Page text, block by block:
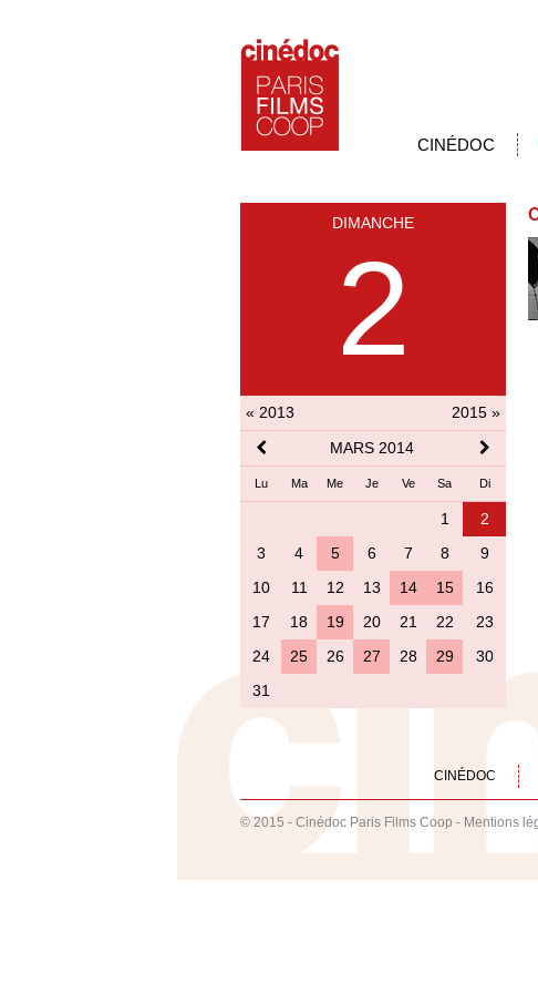
CINÉDOC
DIMANCHE
2
« 2013
2015 »
MARS 2014
Lu Ma Me Je Ve Sa Di
1
2
3
4 5 6 7 8
9
10
11 12 13 14 15
16
17
18 19 20 21 22
23
24
25 26 27 28 29
30
31
CINÉDOC
© 2015 - Cinédoc Paris Films Coop - Mentions